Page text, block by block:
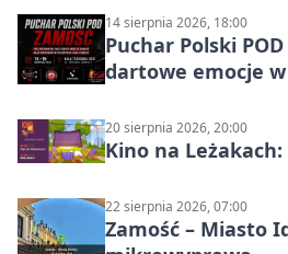
14 sierpnia 2026, 18:00
Puchar Polski
dartowe emocje w
20 sierpnia 2026, 20:00
Kino na
22 sierpnia 2026, 07:00
Zamość – Miasto